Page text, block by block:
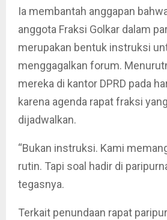
Ia membantah anggapan
anggota Fraksi Golkar dalam
merupakan bentuk instruksi
menggagalkan forum.
mereka di kantor DPRD pada
karena agenda rapat fraksi
dijadwalkan.
“Bukan instruksi. Kami
rutin. Tapi soal hadir di
tegasnya.
Terkait penundaan rapat